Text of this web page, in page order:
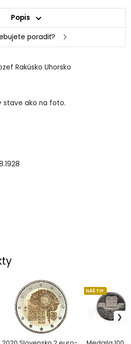
Popis
poradiť?
Rakúsko Uhorsko
stave ako na foto.
NÁŠ TIP